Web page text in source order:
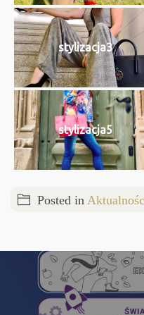
stylizacja3
stylizacja5
Posted in